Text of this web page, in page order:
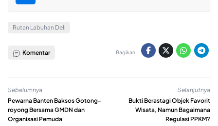
Rutan Labuhan Deli
Komentar Bagikan:
Sebelumnya
Pewarna Banten Baksos Gotong-
royong Bersama GMDN dan
Organisasi Pemuda
Selanjutnya
Bukti Berastagi Objek Favorit
Wisata, Namun Bagaimana
Regulasi PPKM?